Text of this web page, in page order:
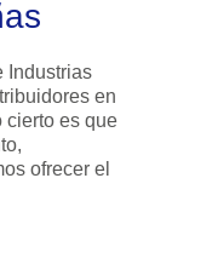
Industrias
ofrecer el